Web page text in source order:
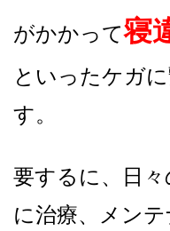
がかかって寝
といったケガ
す。
要するに、日
に治療、メン